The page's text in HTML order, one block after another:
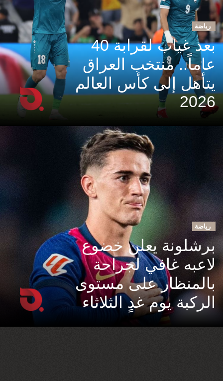
رياضة
بعد غياب لقرابة 40
عاماً.. منتخب العراق
يتأهل إلى كأس العالم
2026
رياضة
برشلونة يعلن خضوع
لاعبه غافي لجراحة
بالمنظار على مستوى
الركبة يوم غدٍ الثلاثاء